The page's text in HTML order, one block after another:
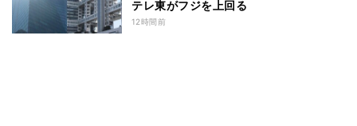
テレ東がフジを上回る
12時間前